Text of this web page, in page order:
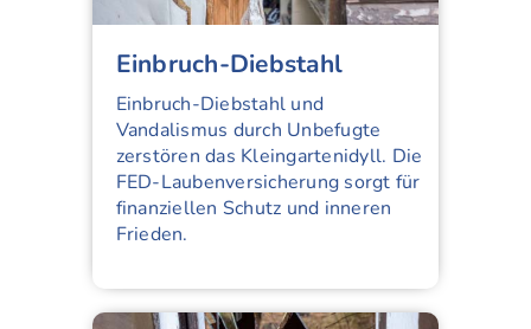
Einbruch-Diebstahl
Einbruch-Diebstahl und
Vandalismus durch Unbefugte
zerstören das Kleingartenidyll. Die
FED-Laubenversicherung sorgt für
finanziellen Schutz und inneren
Frieden.